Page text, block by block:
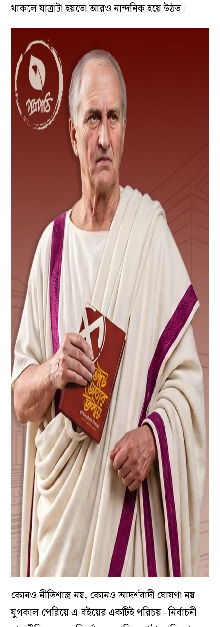
থাকলে যাত্রাটা হয়তো আরও নান্দনিক হয়ে উঠত।
কোনও নীতিশাস্ত্র নয়, কোনও আদর্শবাদী ঘোষণা নয়।
যুগকাল পেরিয়ে এ-বইয়ের একটিই পরিচয়– নির্বাচনী